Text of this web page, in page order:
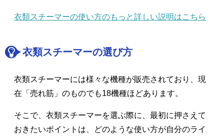
衣類スチーマーの使い方のもっと詳しい説明はこちら
衣類スチーマーの選び方
衣類スチーマーには様々な機種が販売されており、現
在「売れ筋」のものでも18機種ほどあります。
そこで、衣類スチーマーを選ぶ際に、最初に押さえて
おきたいポイントは、どのような使い方が自分のライ